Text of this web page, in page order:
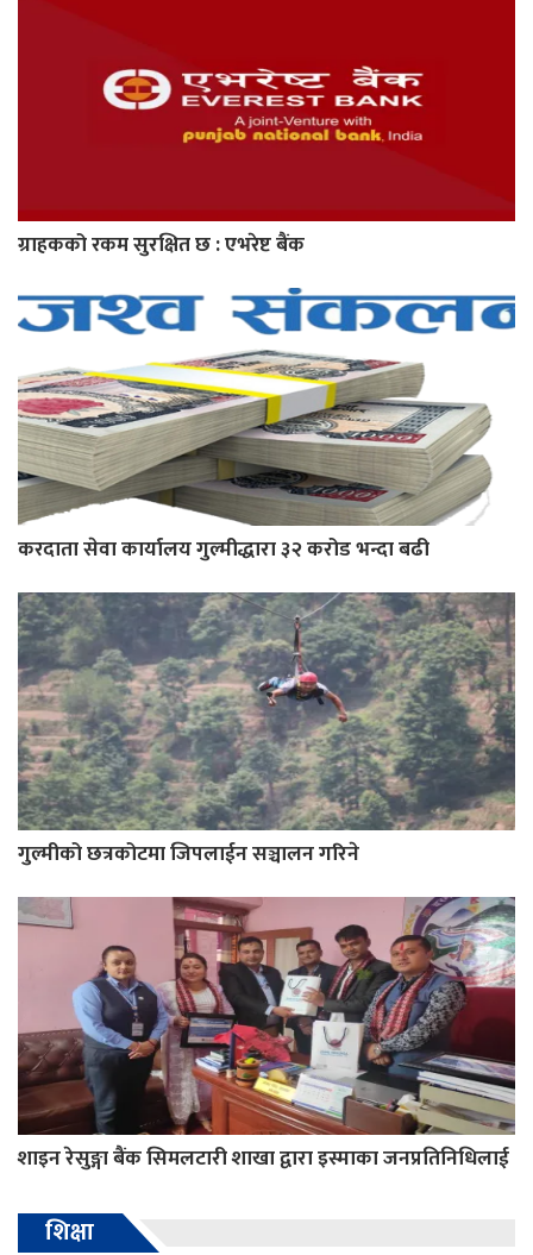
ग्राहकको रकम सुरक्षित छ : एभरेष्ट बैंक
करदाता सेवा कार्यालय गुल्मीद्धारा ३२ करोड भन्दा बढी
गुल्मीको छत्रकोटमा जिपलाईन सञ्चालन गरिने
शाइन रेसुङ्गा बैंक सिमलटारी शाखा द्वारा इस्माका जनप्रतिनिधिलाई
शिक्षा